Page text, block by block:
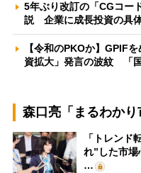
5年ぶり改訂の「CGコー
説 企業に成長投資の具
【令和のPKOか】GPIF
資拡大」発言の波紋 「
森口亮「まるわかり
「トレンド
れ”した市場
…